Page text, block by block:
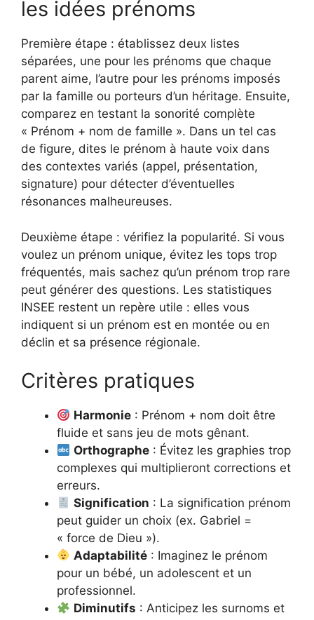
les idées prénoms
Première étape : établissez deux listes
séparées, une pour les prénoms que chaque
parent aime, l’autre pour les prénoms imposés
par la famille ou porteurs d’un héritage. Ensuite,
comparez en testant la sonorité complète
« Prénom + nom de famille ». Dans un tel cas
de figure, dites le prénom à haute voix dans
des contextes variés (appel, présentation,
signature) pour détecter d’éventuelles
résonances malheureuses.
Deuxième étape : vérifiez la popularité. Si vous
voulez un prénom unique, évitez les tops trop
fréquentés, mais sachez qu’un prénom trop rare
peut générer des questions. Les statistiques
INSEE restent un repère utile : elles vous
indiquent si un prénom est en montée ou en
déclin et sa présence régionale.
Critères pratiques
Harmonie : Prénom + nom doit être
fluide et sans jeu de mots gênant.
Orthographe : Évitez les graphies trop
complexes qui multiplieront corrections et
erreurs.
Signification : La signification prénom
peut guider un choix (ex. Gabriel =
« force de Dieu »).
Adaptabilité : Imaginez le prénom
pour un bébé, un adolescent et un
professionnel.
Diminutifs : Anticipez les surnoms et